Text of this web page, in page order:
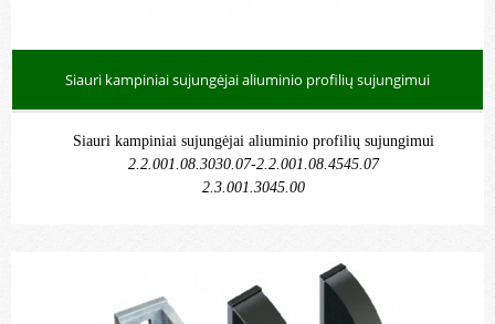
Siauri kampiniai sujungėjai aliuminio profilių sujungimui
Siauri kampiniai sujungėjai aliuminio profilių sujungimui
2.2.001.08.3030.07-2.2.001.08.4545.07
2.3.001.3045.00